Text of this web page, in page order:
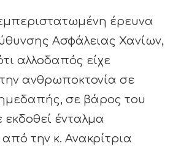
έρευνα
Ασφάλειας Χανίων,
αλλοδαπός είχε
ανθρωποκτονία σε
σε βάρος του
εκδοθεί ένταλμα
την κ. Ανακρίτρια